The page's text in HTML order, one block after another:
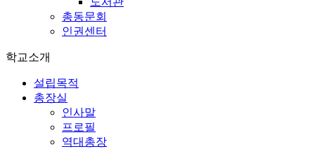
총동문회
인권센터
학교소개
설립목적
총장실
인사말
프로필
역대총장